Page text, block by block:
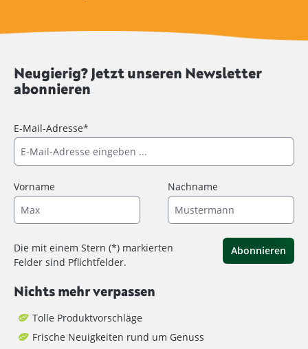
Neugierig? Jetzt unseren Newsletter
abonnieren
E-Mail-Adresse*
Vorname Nachname
Die mit einem Stern (*) markierten
Felder sind Pflichtfelder.
Abonnieren
Nichts mehr verpassen
Tolle Produktvorschläge
Frische Neuigkeiten rund um Genuss